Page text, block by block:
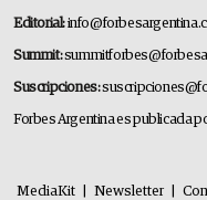
Editorial:
Summit:
Suscripciones:
Forbes Argentina es publicada
MediaKit Newsletter